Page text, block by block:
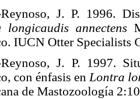
J. P. 1996.
longicaudis annectens
IUCN Otter
Reynoso, J. P. 1997.
con énfasis en Lontra
de Mastozoología